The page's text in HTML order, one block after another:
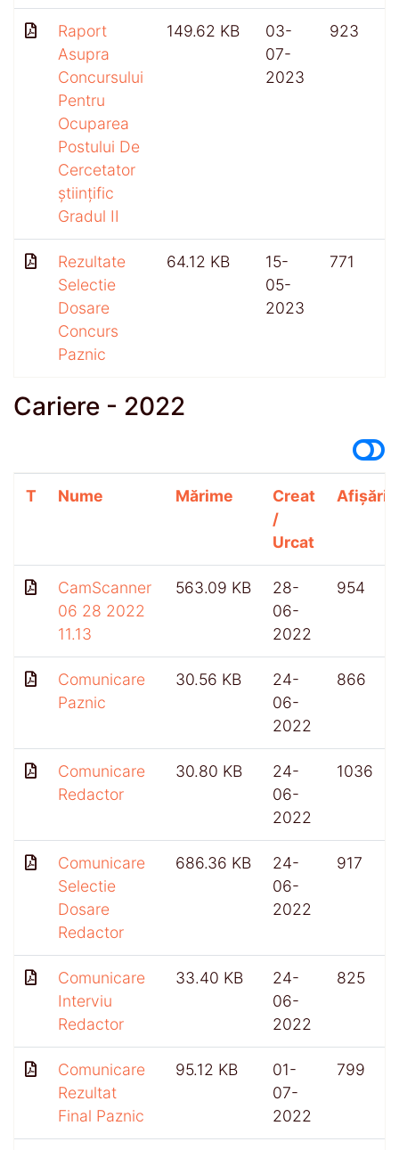
Raport
Asupra
Concursului
Pentru
Ocuparea
Postului De
Cercetator
științific
Gradul II
149.62 KB
03-
07-
2023
923
Rezultate
Selectie
Dosare
Concurs
Paznic
64.12 KB
15-
05-
2023
771
Cariere - 2022
T Nume Mărime
Creat
/
Urcat
Afișări
CamScanner
06 28 2022
11.13
563.09 KB
28-
06-
2022
954
Comunicare
Paznic
30.56 KB
24-
06-
2022
866
Comunicare
Redactor
30.80 KB
24-
06-
2022
1036
Comunicare
Selectie
Dosare
Redactor
686.36 KB
24-
06-
2022
917
Comunicare
Interviu
Redactor
33.40 KB
24-
06-
2022
825
Comunicare
Rezultat
Final Paznic
95.12 KB
01-
07-
2022
799